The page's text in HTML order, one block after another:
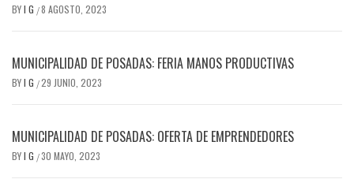
BYI G /8 AGOSTO, 2023
MUNICIPALIDAD DE POSADAS: FERIA MANOS PRODUCTIVAS
BYI G /29 JUNIO, 2023
MUNICIPALIDAD DE POSADAS: OFERTA DE EMPRENDEDORES
BYI G /30 MAYO, 2023